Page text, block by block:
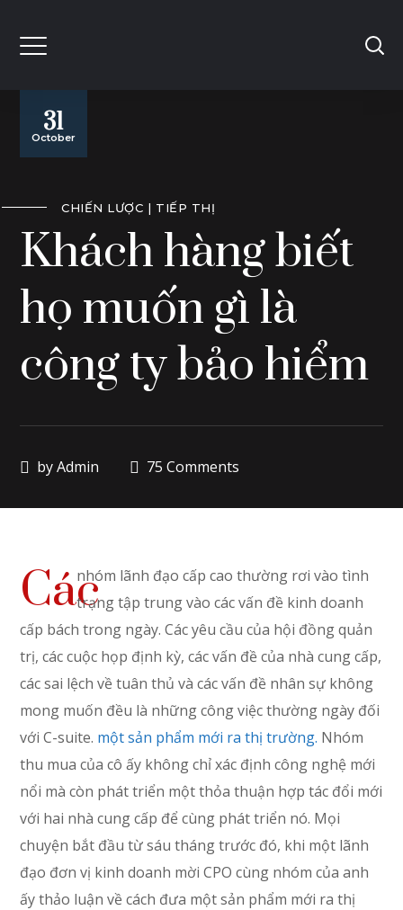
31
October
CHIẾN LƯỢC TIẾP THỊ
Khách hàng biết
họ muốn gì là
công ty bảo hiểm
byAdmin 75 Comments
Cácnhóm lãnh đạo cấp cao thường rơi vào tình
trạng tập trung vào các vấn đề kinh doanh
cấp bách trong ngày. Các yêu cầu của hội đồng quản
trị, các cuộc họp định kỳ, các vấn đề của nhà cung cấp,
các sai lệch về tuân thủ và các vấn đề nhân sự không
mong muốn đều là những công việc thường ngày đối
với C-suite. một sản phẩm mới ra thị trường. Nhóm
thu mua của cô ấy không chỉ xác định công nghệ mới
nổi mà còn phát triển một thỏa thuận hợp tác đổi mới
với hai nhà cung cấp để cùng phát triển nó. Mọi
chuyện bắt đầu từ sáu tháng trước đó, khi một lãnh
đạo đơn vị kinh doanh mời CPO cùng nhóm của anh
ấy thảo luận về cách đưa một sản phẩm mới ra thị